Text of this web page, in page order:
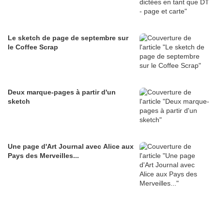
Le sketch de page de septembre sur
le Coffee Scrap
Deux marque-pages à partir d'un
sketch
Une page d'Art Journal avec Alice aux
Pays des Merveilles...